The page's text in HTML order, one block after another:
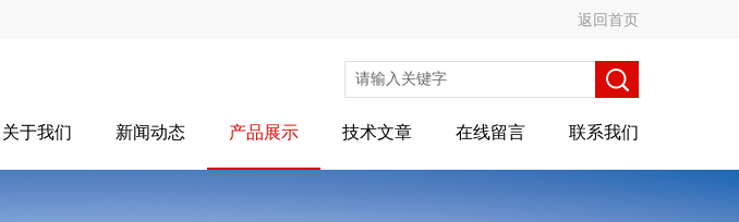
返回首页
关于我们 新闻动态 产品展示 技术文章 在线留言 联系我们